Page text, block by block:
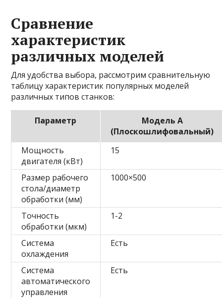
Сравнение
характеристик
различных моделей
Для удобства выбора, рассмотрим сравнительную
таблицу характеристик популярных моделей
различных типов станков:
Параметр
Модель А
(Плоскошлифовальный)
Мощность
двигателя (кВт)
15
Размер рабочего
стола/диаметр
обработки (мм)
1000×500
Точность
обработки (мкм)
1-2
Система
охлаждения
Есть
Система
автоматического
управления
Есть